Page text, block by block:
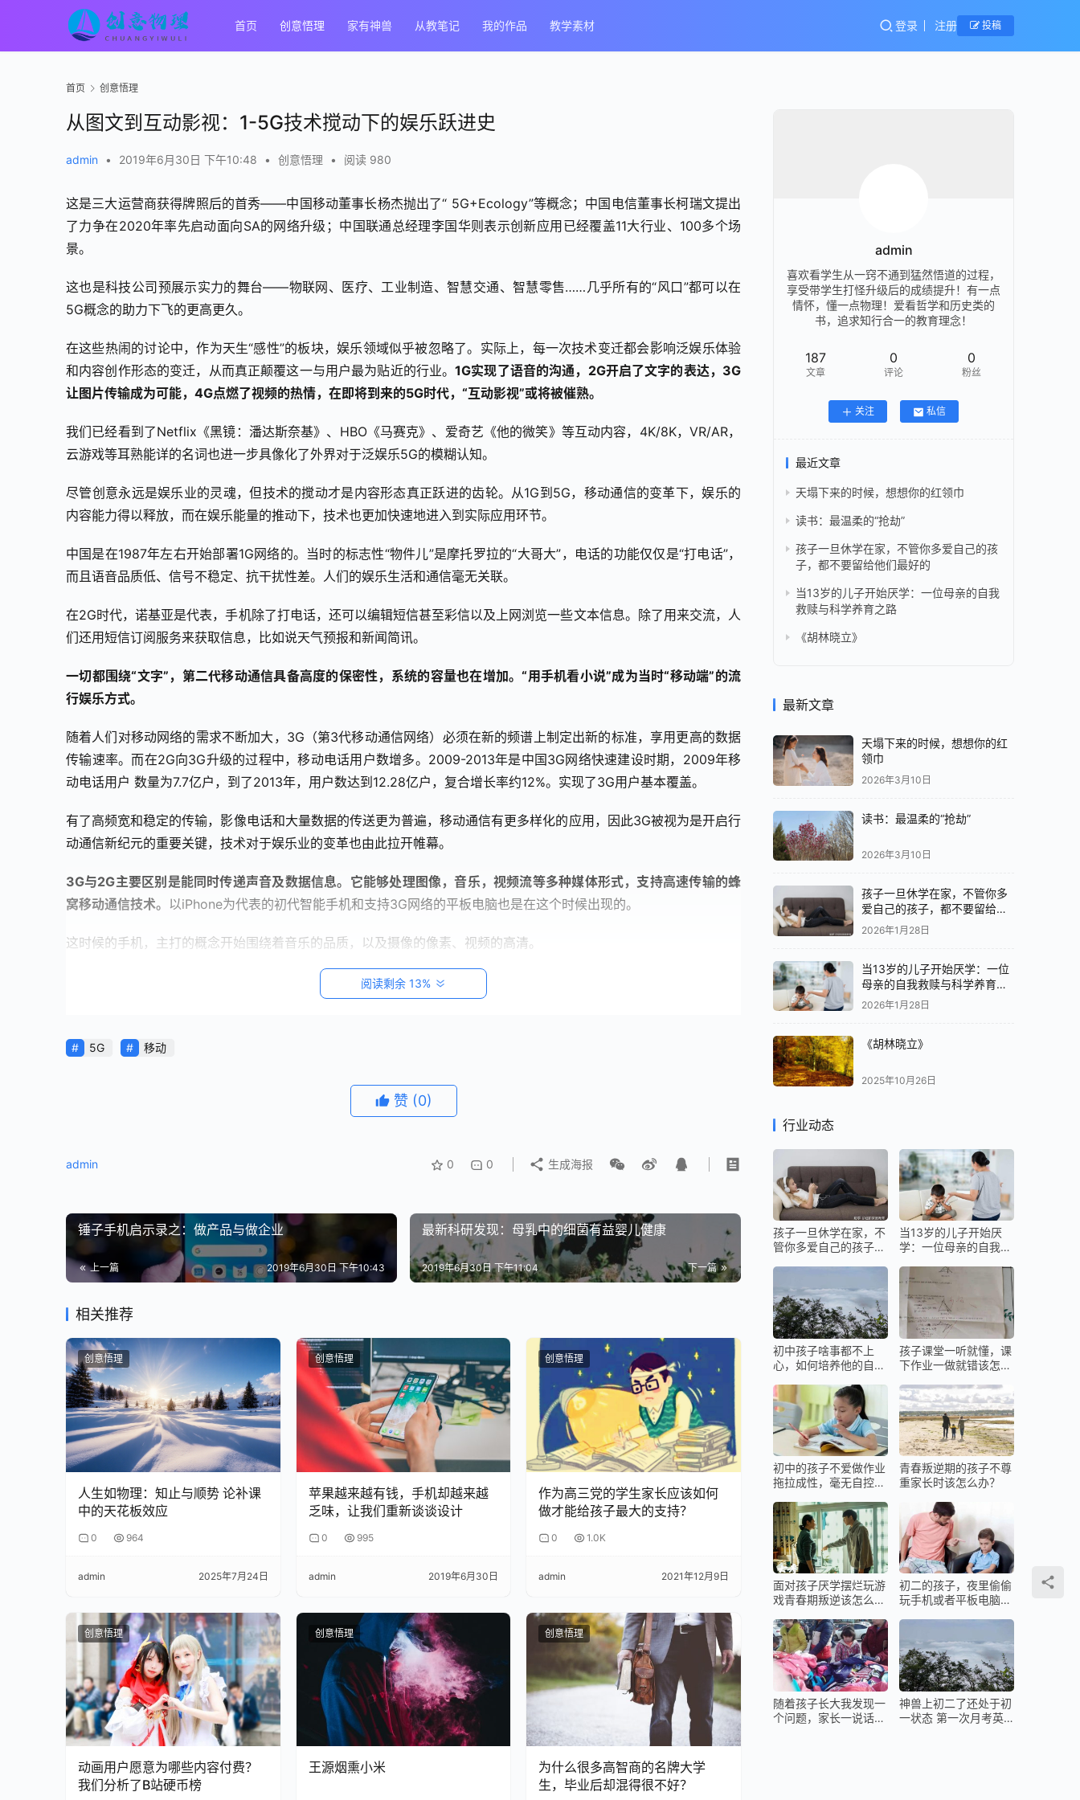
首页 创意悟理 家有神兽 从教笔记 我的作品 教学素材 登录 注册 投稿
首页 创意悟理
从图文到互动影视：1-5G技术搅动下的娱乐跃进史
admin • 2019年6月30日 下午10:48 • 创意悟理 • 阅读 980
这是三大运营商获得牌照后的首秀——中国移动董事长杨杰抛出了“ 5G+Ecology”等概念；中国电信董事长柯瑞文提出
了力争在2020年率先启动面向SA的网络升级；中国联通总经理李国华则表示创新应用已经覆盖11大行业、100多个场
景。
这也是科技公司预展示实力的舞台——物联网、医疗、工业制造、智慧交通、智慧零售……几乎所有的“风口”都可以在
5G概念的助力下飞的更高更久。
在这些热闹的讨论中，作为天生“感性”的板块，娱乐领域似乎被忽略了。实际上，每一次技术变迁都会影响泛娱乐体验
和内容创作形态的变迁，从而真正颠覆这一与用户最为贴近的行业。1G实现了语音的沟通，2G开启了文字的表达，3G
让图片传输成为可能，4G点燃了视频的热情，在即将到来的5G时代，“互动影视”或将被催熟。
我们已经看到了Netflix《黑镜：潘达斯奈基》、HBO《马赛克》、爱奇艺《他的微笑》等互动内容，4K/8K，VR/AR，
云游戏等耳熟能详的名词也进一步具像化了外界对于泛娱乐5G的模糊认知。
尽管创意永远是娱乐业的灵魂，但技术的搅动才是内容形态真正跃进的齿轮。从1G到5G，移动通信的变革下，娱乐的
内容能力得以释放，而在娱乐能量的推动下，技术也更加快速地进入到实际应用环节。
中国是在1987年左右开始部署1G网络的。当时的标志性“物件儿”是摩托罗拉的“大哥大”，电话的功能仅仅是“打电话”，
而且语音品质低、信号不稳定、抗干扰性差。人们的娱乐生活和通信毫无关联。
在2G时代，诺基亚是代表，手机除了打电话，还可以编辑短信甚至彩信以及上网浏览一些文本信息。除了用来交流，人
们还用短信订阅服务来获取信息，比如说天气预报和新闻简讯。
一切都围绕“文字”，第二代移动通信具备高度的保密性，系统的容量也在增加。“用手机看小说”成为当时“移动端”的流
行娱乐方式。
随着人们对移动网络的需求不断加大，3G（第3代移动通信网络）必须在新的频谱上制定出新的标准，享用更高的数据
传输速率。而在2G向3G升级的过程中，移动电话用户数增多。2009-2013年是中国3G网络快速建设时期，2009年移
动电话用户 数量为7.7亿户，到了2013年，用户数达到12.28亿户，复合增长率约12%。实现了3G用户基本覆盖。
有了高频宽和稳定的传输，影像电话和大量数据的传送更为普遍，移动通信有更多样化的应用，因此3G被视为是开启行
动通信新纪元的重要关键，技术对于娱乐业的变革也由此拉开帷幕。
3G与2G主要区别是能同时传递声音及数据信息。 它能够处理图像，音乐，视频流等多种媒体形式，支持高速传输的蜂
窝移动通信技术。 以iPhone为代表的初代智能手机和支持3G网络的平板电脑也是在这个时候出现的。
这时候的手机，主打的概念开始围绕着音乐的品质，以及摄像的像素、视频的高清。
图文方面，3G时代的移动阅读市场继续延续2G时期的热度。电子阅读器终端厂商和传统出版社等内容提供商，各自推
出自己产品，加入竞争。电信运营商也开始在移动阅读上发力——中国移动在2009年斥巨资建立手机阅读基地，中国联
样的CP是六四分成，盛大再和作者五五或六四分成，刨去各种费用，盛大文学的作者顶多能分到总收入的11%到13%，
在“IP”概念尚未出现的时候，这也就是网文作者们的“微薄”收入了。
阅读剩余 13%
创意物理原创文章。发布者：admin，转转请注明出处： https://www.chuangyiwuli.com/wuli/579/
5G 移动
赞 (0)
admin 0 0 生成海报
锤子手机启示录之：做产品与做企业
上一篇 2019年6月30日 下午10:43
最新科研发现：母乳中的细菌有益婴儿健康
下一篇
2019年6月30日 下午11:04
相关推荐
创意悟理
人生如物理：知止与顺势 论补课
中的天花板效应
0 964
admin 2025年7月24日
创意悟理
苹果越来越有钱，手机却越来越
乏味，让我们重新谈谈设计
0 995
admin 2019年6月30日
创意悟理
作为高三党的学生家长应该如何
做才能给孩子最大的支持？
0 1.0K
admin 2021年12月9日
创意悟理
动画用户愿意为哪些内容付费？
我们分析了B站硬币榜
创意悟理
王源烟熏小米
创意悟理
为什么很多高智商的名牌大学
生，毕业后却混得很不好？
admin
喜欢看学生从一窍不通到猛然悟道的过程，
享受带学生打怪升级后的成绩提升！有一点
情怀，懂一点物理！爱看哲学和历史类的
书，追求知行合一的教育理念！
187
文章
0
评论
0
粉丝
关注 私信
最近文章
天塌下来的时候，想想你的红领巾
读书：最温柔的“抢劫”
孩子一旦休学在家，不管你多爱自己的孩
子，都不要留给他们最好的
当13岁的儿子开始厌学：一位母亲的自我
救赎与科学养育之路
《胡林晓立》
最新文章
天塌下来的时候，想想你的红
领巾
2026年3月10日
读书：最温柔的“抢劫”
2026年3月10日
孩子一旦休学在家，不管你多
爱自己的孩子，都不要留给他
们最好的
2026年1月28日
当13岁的儿子开始厌学：一位
母亲的自我救赎与科学养育之
路
2026年1月28日
《胡林晓立》
2025年10月26日
行业动态
孩子一旦休学在家，不
管你多爱自己的孩子，
当13岁的儿子开始厌
学：一位母亲的自我救
初中孩子啥事都不上
心，如何培养他的自主
孩子课堂一听就懂，课
下作业一做就错该怎么
初中的孩子不爱做作业
拖拉成性，毫无自控力
青春叛逆期的孩子不尊
重家长时该怎么办？
面对孩子厌学摆烂玩游
戏青春期叛逆该怎么
初二的孩子，夜里偷偷
玩手机或者平板电脑该
随着孩子长大我发现一
个问题，家长一说话孩
神兽上初二了还处于初
一状态 第一次月考英